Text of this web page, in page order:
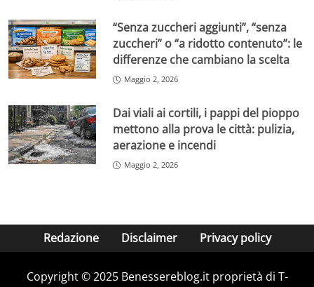
“Senza zuccheri aggiunti”, “senza
zuccheri” o “a ridotto contenuto”: le
differenze che cambiano la scelta
Maggio 2, 2026
Dai viali ai cortili, i pappi del pioppo
mettono alla prova le città: pulizia,
aerazione e incendi
Maggio 2, 2026
Redazione Disclaimer Privacy policy
Copyright © 2025 Benessereblog.it proprietà di T-